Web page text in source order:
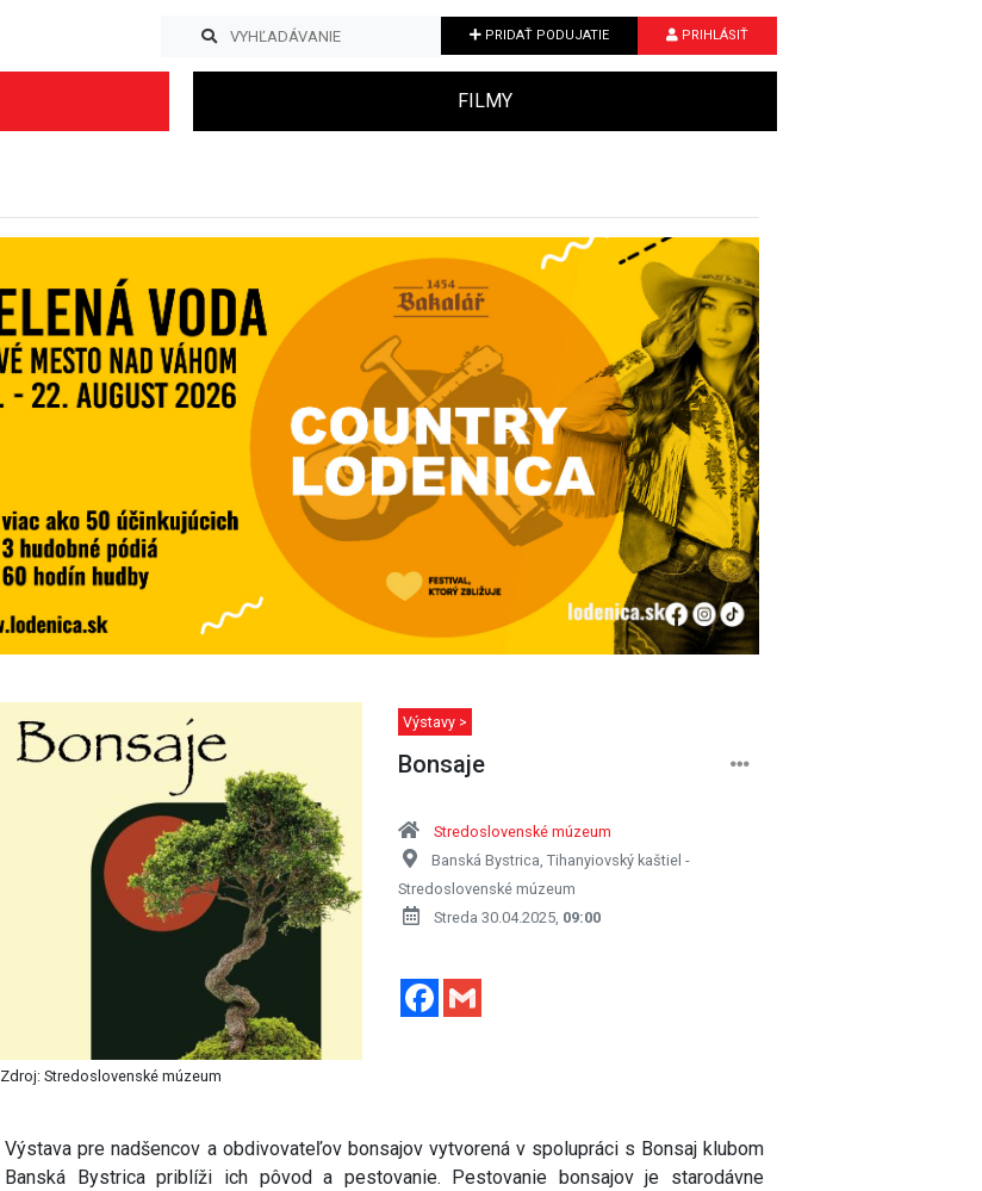
PRIDAŤ PODUJATIE PRIHLÁSIŤ
FILMY
Next
Zdroj: Stredoslovenské múzeum
Výstavy >
Bonsaje
Stredoslovenské múzeum
Banská Bystrica, Tihanyiovský kaštiel -
Stredoslovenské múzeum
Streda 30.04.2025, 09:00
Facebook
Výstava pre nadšencov a obdivovateľov bonsajov vytvorená v spolupráci s Bonsaj klubom
Banská Bystrica priblíži ich pôvod a pestovanie. Pestovanie bonsajov je starodávne